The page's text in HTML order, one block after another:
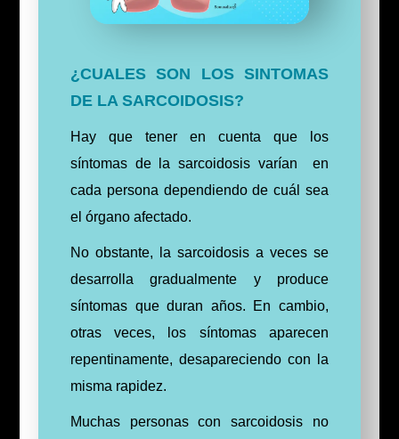
¿CUALES SON LOS SINTOMAS
DE LA SARCOIDOSIS?
Hay que tener en cuenta que los
síntomas de la sarcoidosis varían en
cada persona dependiendo de cuál sea
el órgano afectado.
No obstante, la sarcoidosis a veces se
desarrolla gradualmente y produce
síntomas que duran años. En cambio,
otras veces, los síntomas aparecen
repentinamente, desapareciendo con la
misma rapidez.
Muchas personas con sarcoidosis no